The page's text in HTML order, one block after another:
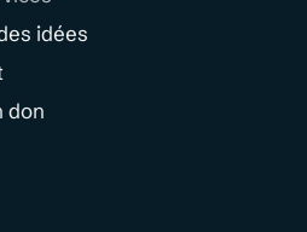
idées
don